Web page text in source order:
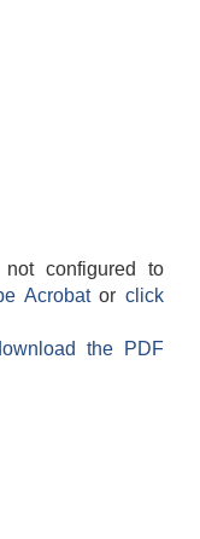
configured to
Acrobatorclick
the PDF